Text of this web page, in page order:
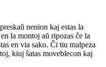
nenion kaj estas la
la montoj aŭ ripozas ĉe la
en via sako. Ĉi tiu malpeza
kiuj ŝatas moveblecon kaj